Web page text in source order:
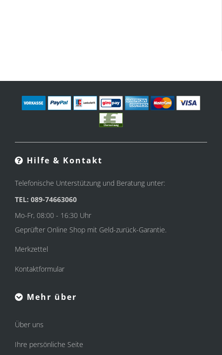
Hilfe & Kontakt
Telefonische Unterstützung und Beratung unter:
TEL: 089-74663060
Mo-Fr, 08:00 - 16:30 Uhr
Geprüfter Online Shop mit Geld-zurück-Garantie.
Merkzettel
Kontaktformular
Mehr über
Über uns
Ihre persönliche Seite